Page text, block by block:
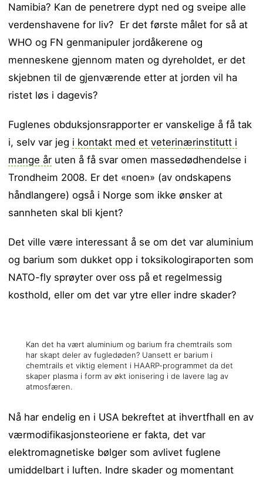
Namibia? Kan de penetrere dypt ned og sveipe alle
verdenshavene for liv? Er det første målet for så at
WHO og FN genmanipuler jordåkerene og
menneskene gjennom maten og dyreholdet, er det
skjebnen til de gjenværende etter at jorden vil ha
ristet løs i dagevis?
Fuglenes obduksjonsrapporter er vanskelige å få tak
i, selv var jeg i kontakt med et veterinærinstitutt i
mange år uten å få svar omen massedødhendelse i
Trondheim 2008. Er det «noen» (av ondskapens
håndlangere) også i Norge som ikke ønsker at
sannheten skal bli kjent?
Det ville være interessant å se om det var aluminium
og barium som dukket opp i toksikologiraporten som
NATO-fly sprøyter over oss på et regelmessig
kosthold, eller om det var ytre eller indre skader?
Kan det ha vært aluminium og barium fra chemtrails som
har skapt deler av fugledøden? Uansett er barium i
chemtrails et viktig element i HAARP-programmet da det
skaper plasma i form av økt ionisering i de lavere lag av
atmosfæren.
Nå har endelig en i USA bekreftet at ihvertfhall en av
værmodifikasjonsteoriene er fakta, det var
elektromagnetiske bølger som avlivet fuglene
umiddelbart i luften. Indre skader og momentant